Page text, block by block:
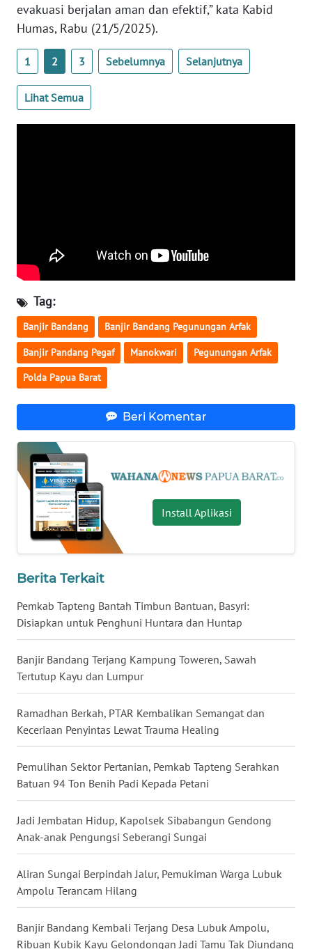
evakuasi berjalan aman dan efektif,” kata Kabid
Humas, Rabu (21/5/2025).
1 2 3 Sebelumnya Selanjutnya
Lihat Semua
Tag:
Banjir Bandang Banjir Bandang Pegunungan Arfak
Banjir Pandang Pegaf Manokwari Pegunungan Arfak
Polda Papua Barat
Beri Komentar
Install Aplikasi
Berita Terkait
Pemkab Tapteng Bantah Timbun Bantuan, Basyri:
Disiapkan untuk Penghuni Huntara dan Huntap
Banjir Bandang Terjang Kampung Toweren, Sawah
Tertutup Kayu dan Lumpur
Ramadhan Berkah, PTAR Kembalikan Semangat dan
Keceriaan Penyintas Lewat Trauma Healing
Pemulihan Sektor Pertanian, Pemkab Tapteng Serahkan
Batuan 94 Ton Benih Padi Kepada Petani
Jadi Jembatan Hidup, Kapolsek Sibabangun Gendong
Anak-anak Pengungsi Seberangi Sungai
Aliran Sungai Berpindah Jalur, Pemukiman Warga Lubuk
Ampolu Terancam Hilang
Banjir Bandang Kembali Terjang Desa Lubuk Ampolu,
Ribuan Kubik Kayu Gelondongan Jadi Tamu Tak Diundang
SULBAR
BABEL
WN
SUMBAR
WN
LAMPUNG
WN
JATENG
WN
NUSANTARA
WN
WN
JATIM
BALI
KALBAR
WN
KALTENG
WN
KALTARA
WN
KALSEL
WN
KALTIM
WN
SULSEL
WN
GORONTALO
SULUT